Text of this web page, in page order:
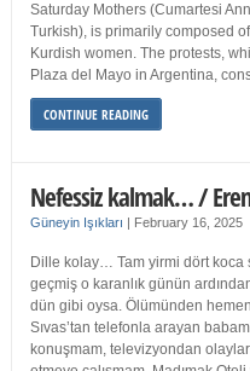
Saturday Mothers (Cumartesi
Turkish), is primarily composed
Kurdish women. The protests,
Plaza del Mayo in Argentina,
CONTINUE READING
Nefessiz kalmak… /
Güneyin Işıkları | February 16, 2025
Dille kolay… Tam yirmi dört koca
geçmiş o karanlık günün
dün gibi oysa. Ölümünden
Sıvas’tan telefonla arayan
konuşmam, televizyondan